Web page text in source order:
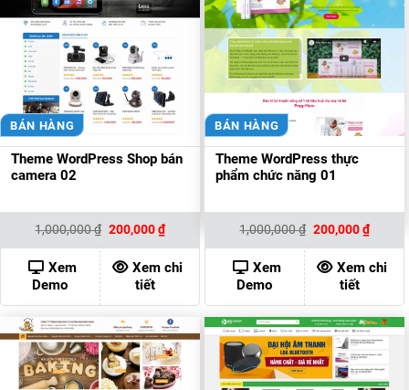
BÁN HÀNG
Theme WordPress Shop bán
camera 02
1,000,000₫ Giá
là:
1,000,000 ₫.
200,000₫Giá
hiện
tại
là:
200,000 ₫.
Xem
Demo
Xem chi
tiết
BÁN HÀNG
Theme WordPress thực
phẩm chức năng 01
1,000,000₫ Giá
là:
1,000,000 ₫.
200,000₫Giá
hiện
tại
là:
Xem
Demo
Xem chi
tiết